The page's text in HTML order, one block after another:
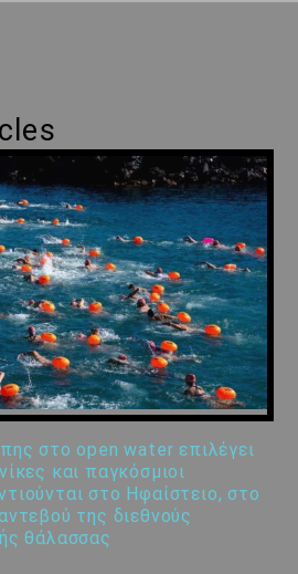
στο open water επιλέγει
και παγκόσμιοι
στο Ηφαίστειο, στο
της διεθνούς
θάλασσας